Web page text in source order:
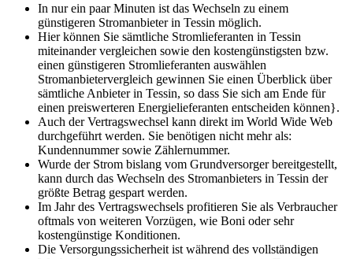
In nur ein paar Minuten ist das Wechseln zu einem
günstigeren Stromanbieter in Tessin möglich.
Hier können Sie sämtliche Stromlieferanten in Tessin
miteinander vergleichen sowie den kostengünstigsten bzw.
einen günstigeren Stromlieferanten auswählen
Stromanbietervergleich gewinnen Sie einen Überblick über
sämtliche Anbieter in Tessin, so dass Sie sich am Ende für
einen preiswerteren Energielieferanten entscheiden können}.
Auch der Vertragswechsel kann direkt im World Wide Web
durchgeführt werden. Sie benötigen nicht mehr als:
Kundennummer sowie Zählernummer.
Wurde der Strom bislang vom Grundversorger bereitgestellt,
kann durch das Wechseln des Stromanbieters in Tessin der
größte Betrag gespart werden.
Im Jahr des Vertragswechsels profitieren Sie als Verbraucher
oftmals von weiteren Vorzügen, wie Boni oder sehr
kostengünstige Konditionen.
Die Versorgungssicherheit ist während des vollständigen